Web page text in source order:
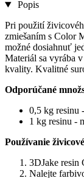
Popis
Pri použití
zmiešaním s Color
možné dosiahnuť
Materiál sa vyrába
kvality. Kvalitné
Odporúčané
0,5 kg resinu
1 kg resinu -
Používanie
3DJake resin
Nalejte